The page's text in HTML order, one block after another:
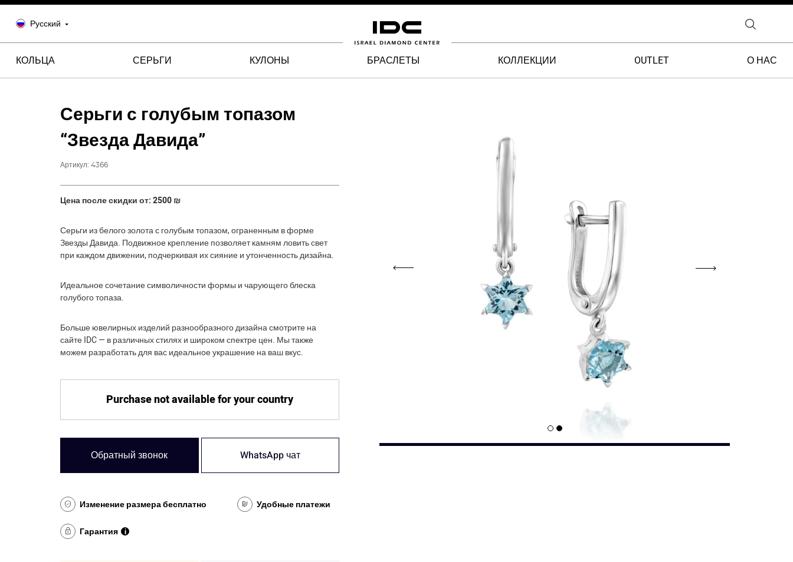
Русский
КОЛЬЦА СЕРЬГИ КУЛОНЫ БРАСЛЕТЫ КОЛЛЕКЦИИ OUTLET О НАС
Серьги с голубым топазом
“Звезда Давида”
Артикул:4366
Цена после скидки от: 2500₪
Серьги из белого золота с голубым топазом, ограненным в форме
Звезды Давида. Подвижное крепление позволяет камням ловить свет
при каждом движении, подчеркивая их сияние и утонченность дизайна.
Идеальное сочетание символичности формы и чарующего блеска
голубого топаза.
Больше ювелирных изделий разнообразного дизайна смотрите на
сайте IDC — в различных стилях и широком спектре цен. Мы также
можем разработать для вас идеальное украшение на ваш вкус.
Purchase not available for your country
Обратный звонок WhatsApp чат
Изменение размера бесплатно Удобные платежи
Гарантия i